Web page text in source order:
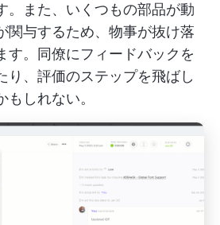
。また、いくつもの部品が動
関与するため、物事が抜け落
す。同僚にフィードバックを
り、評価のステップを飛ばし
しれない。